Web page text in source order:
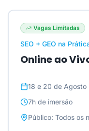
Vagas Limitadas
SEO + GEO na
Online ao
18 e 20 de Agosto
7h de imersão
Público: Todos os